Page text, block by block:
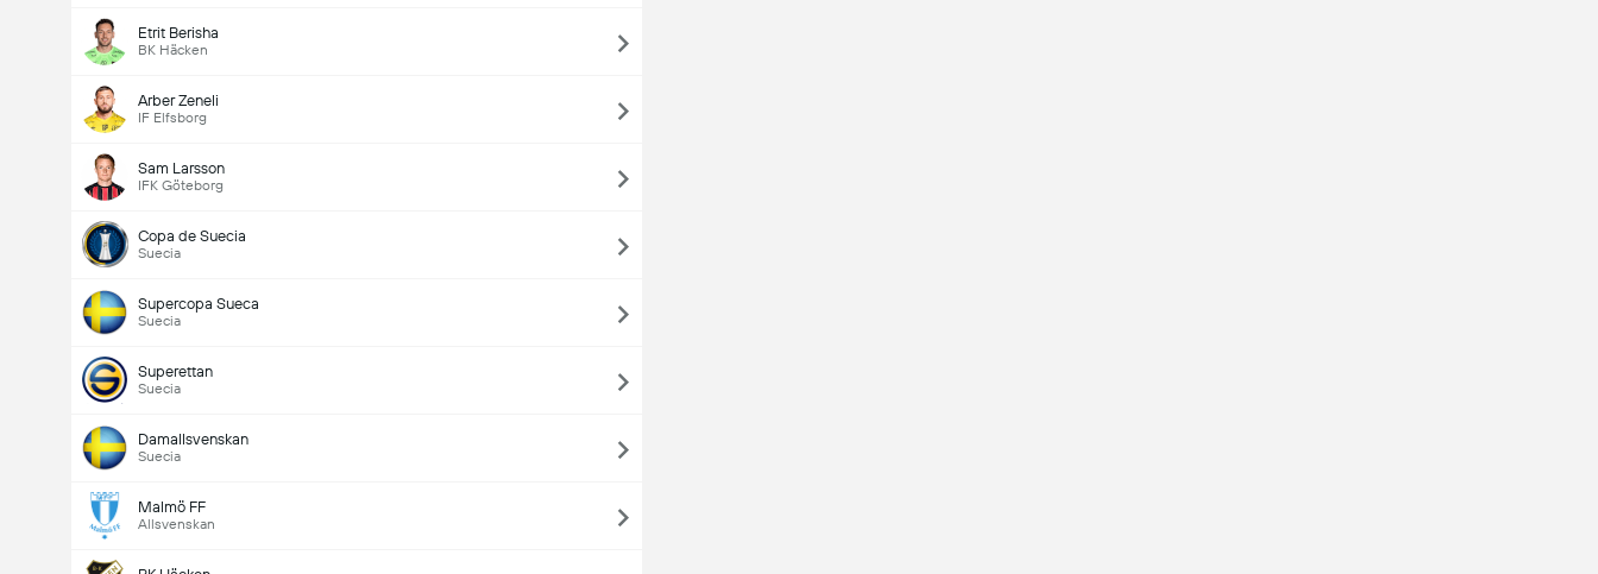
Etrit Berisha
BK Häcken
Arber Zeneli
IF Elfsborg
Sam Larsson
IFK Göteborg
Copa de Suecia
Suecia
Supercopa Sueca
Suecia
Superettan
Suecia
Damallsvenskan
Suecia
Malmö FF
Allsvenskan